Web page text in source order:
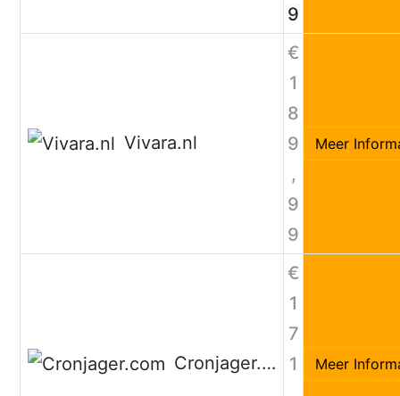
9
Vivara.nl
€
1
8
9
,
9
9
Meer
Cronjager.com
€
1
7
1
Meer